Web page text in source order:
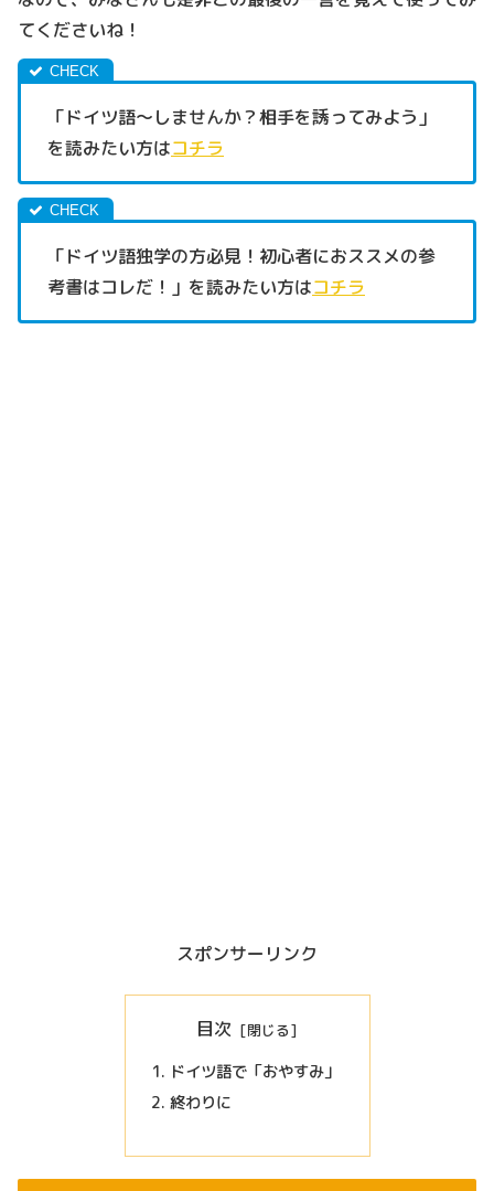
てくださいね！
「ドイツ語～しませんか？相手を誘ってみよう」
を読みたい方はコチラ
「ドイツ語独学の方必見！初心者におススメの参
考書はコレだ！」を読みたい方はコチラ
スポンサーリンク
目次
ドイツ語で「おやすみ」
終わりに